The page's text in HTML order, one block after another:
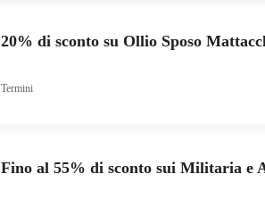
20% di sconto su Ollio Sposo
Termini
Fino al 55% di sconto sui Militaria e